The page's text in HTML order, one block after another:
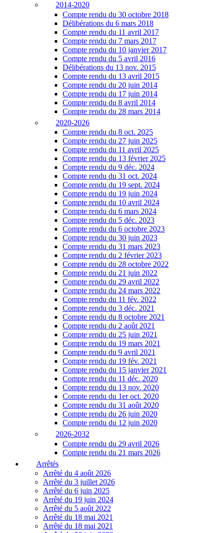
2014-2020
Compte rendu du 30 octobre 2018
Délibérations du 6 mars 2018
Compte rendu du 11 avril 2017
Compte rendu du 7 mars 2017
Compte rendu du 10 janvier 2017
Compte rendu du 5 avril 2016
Délibérations du 13 nov. 2015
Compte rendu du 13 avril 2015
Compte rendu du 20 juin 2014
Compte rendu du 17 juin 2014
Compte rendu du 8 avril 2014
Compte rendu du 28 mars 2014
2020-2026
Compte rendu du 8 oct. 2025
Compte rendu du 27 juin 2025
Compte rendu du 11 avril 2025
Compte rendu du 13 février 2025
Compte rendu du 9 déc. 2024
Compte rendu du 31 oct. 2024
Compte rendu du 19 sept. 2024
Compte rendu du 19 juin 2024
Compte rendu du 10 avril 2024
Compte rendu du 6 mars 2024
Compte rendu du 5 déc. 2023
Compte rendu du 6 octobre 2023
Compte rendu du 30 juin 2023
Compte rendu du 31 mars 2023
Compte rendu du 2 février 2023
Compte rendu du 28 octobre 2022
Compte rendu du 21 juin 2022
Compte rendu du 29 avril 2022
Compte rendu du 24 mars 2022
Compte rendu du 11 fév. 2022
Compte rendu du 3 déc. 2021
Compte rendu du 8 octobre 2021
Compte rendu du 2 août 2021
Compte rendu du 25 juin 2021
Compte rendu du 19 mars 2021
Compte rendu du 9 avril 2021
Compte rendu du 19 fév. 2021
Compte rendu du 15 janvier 2021
Compte rendu du 11 déc. 2020
Compte rendu du 13 nov. 2020
Compte rendu du 1er oct. 2020
Compte rendu du 31 août 2020
Compte rendu du 26 juin 2020
Compte rendu du 12 juin 2020
2026-2032
Compte rendu du 29 avril 2026
Compte rendu du 21 mars 2026
Arrêtés
Arrêté du 4 août 2026
Arrêté du 3 juillet 2026
Arrêté du 6 juin 2025
Arrêté du 19 juin 2024
Arrêté du 5 août 2022
Arrêté du 18 mai 2021
Arrêté du 18 mai 2021